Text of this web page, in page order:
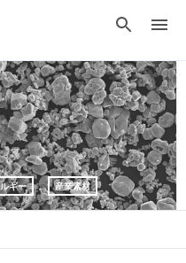
ギー 産業素材